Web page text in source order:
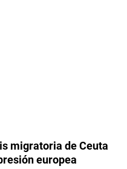
migratoria de Ceuta
europea